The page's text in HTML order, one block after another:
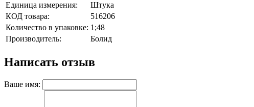
Единица измерения:
Штука
КОД товара:
516206
Количество в упаковке: 1;48
Производитель:
Болид
Написать отзыв
Ваше имя: